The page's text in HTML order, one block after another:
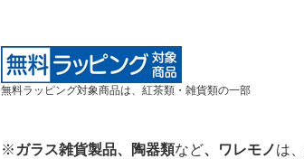
無料ラッピング対象商品は、紅茶類・雑貨類の一部
※ ガラス雑貨製品、陶器類など、ワレモノは、